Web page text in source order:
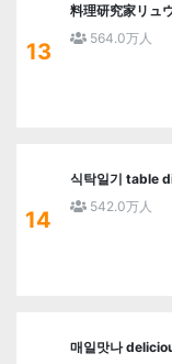
13
料理研究家リュ
564.0万人
14
식탁일기 table
542.0万人
매일맛나